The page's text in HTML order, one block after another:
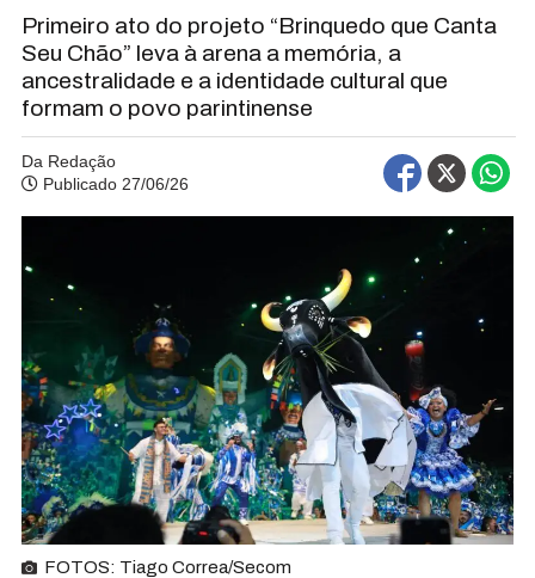
Primeiro ato do projeto “Brinquedo que Canta
Seu Chão” leva à arena a memória, a
ancestralidade e a identidade cultural que
formam o povo parintinense
Da Redação
Publicado 27/06/26
FOTOS: Tiago Correa/Secom